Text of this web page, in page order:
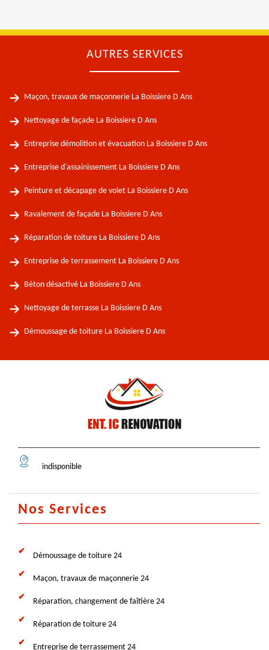
AUTRES SERVICES
Maçon, travaux de maçonnerie La Boissiere D Ans
Nettoyage de façade La Boissiere D Ans
Entreprise démolition et évacuation La Boissiere D Ans
Entreprise d'assainissement La Boissiere D Ans
Peinture et décapage de volet La Boissiere D Ans
Ravalement de façade La Boissiere D Ans
Réparation de toiture La Boissiere D Ans
Entreprise de terrassement La Boissiere D Ans
Béton désactivé La Boissiere D Ans
Nettoyage de terrasse La Boissiere D Ans
Démoussage de toiture La Boissiere D Ans
indisponible
Nos Services
Démoussage de toiture 24
Maçon, travaux de maçonnerie 24
Réparation, changement de faîtière 24
Réparation de toiture 24
Entreprise de terrassement 24